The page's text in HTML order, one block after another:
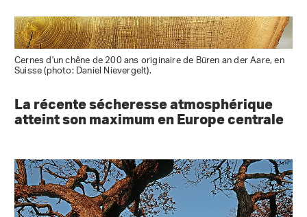
Cernes d'un chêne de 200 ans originaire de Büren an der Aare, en
Suisse (photo: Daniel Nievergelt).
La récente sécheresse atmosphérique
atteint son maximum en Europe centrale